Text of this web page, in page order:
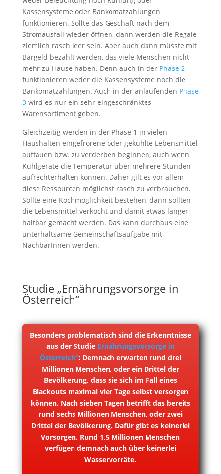
Kassensysteme oder Bankomatzahlungen
funktionieren. Sollte das Geschäft nach dem
Stromausfall wieder öffnen, dann werden die Regale
ziemlich rasch leer sein. Aber auch dann müsste mit
Bargeld bezahlt werden, das viele Menschen nicht
mehr zu Hause haben. Denn auch in der Phase 2
funktionieren weder die Kassensysteme noch die
Bankomatzahlungen. Auch in der anlaufenden Phase
3 wird es nur ein sehr eingeschränktes
Warensortiment geben.
Gleichzeitig werden in der Phase 1 in vielen
Haushalten eingefrorene oder gekühlte Lebensmittel
auftauen bzw. zu verderben beginnen, auch wenn
Kühlgeräte die Temperatur über mehrere Stunden
aufrechterhalten können. Daher gilt es vor allem
diese Ressourcen möglichst rasch zu verbrauchen.
Sollte eine Kochmöglichkeit bestehen, dann sollten
die Lebensmittel verkocht und damit etwas länger
haltbar gemacht werden. Das kann durchaus eine
unterhaltsame Gemeinschaftsaufgabe mit
NachbarInnen werden.
Studie „Ernährungsvorsorge in
Österreich“
Besonders problematisch sind die Erkenntnisse
aus der Studie Ernährungsvorsorge in
Österreich“: Demnach erwarten rund drei
Millionen Menschen, oder ein Drittel der
Bevölkerung, dass sie sich im Fall eines
Blackouts maximal vier Tage selbst versorgen
können. Nach sieben Tagen betrifft das bereits
rund sechs Millionen Menschen, oder zwei
Drittel der Bevölkerung. Dafür gibt es keinerlei
Vorsorgen. Rund 1,5 Millionen Menschen
verfügen demnach auch über keinerlei
Wasservorräte.